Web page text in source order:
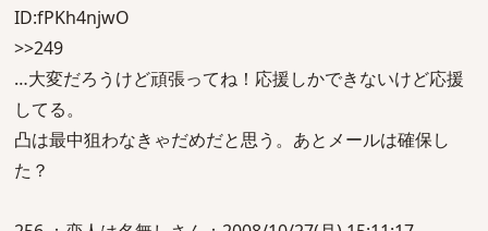
ID:fPKh4njwO
>>249
…大変だろうけど頑張ってね！応援しかできないけど応援
してる。
凸は最中狙わなきゃだめだと思う。あとメールは確保し
た？